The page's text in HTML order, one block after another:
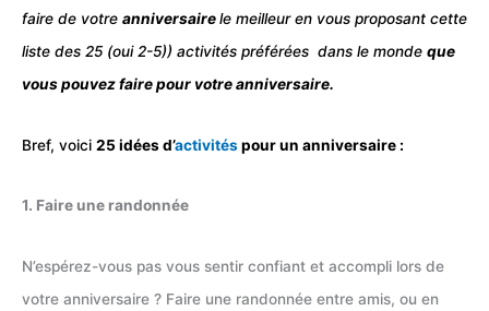
faire de votre anniversairele meilleur en vous proposant cette
liste des 25 (oui 2-5)) activités préférées dans le monde que
vous pouvez faire pour votre anniversaire.
Bref, voici 25 idées d’activitéspour un anniversaire :
1. Faire une randonnée
N’espérez-vous pas vous sentir confiant et accompli lors de
votre anniversaire ? Faire une randonnée entre amis, ou en